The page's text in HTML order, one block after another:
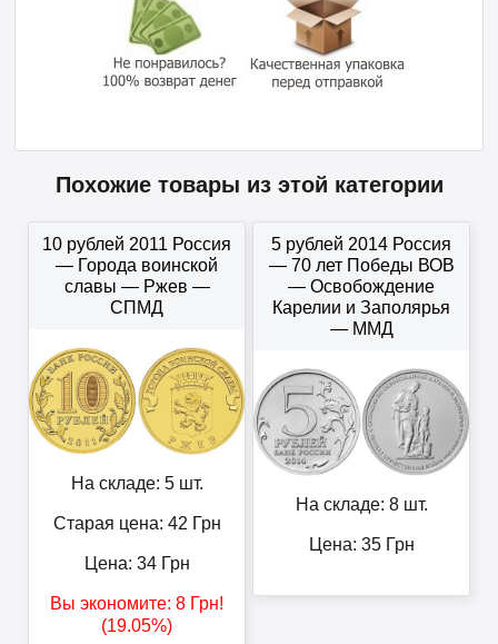
Похожие товары из этой категории
10 рублей 2011 Россия
— Города воинской
славы — Ржев —
СПМД
На складе: 5 шт.
Старая цена: 42 Грн
Цена: 34Грн
Вы экономите: 8 Грн!
(19.05%)
5 рублей 2014 Россия
— 70 лет Победы ВОВ
— Освобождение
Карелии и Заполярья
— ММД
На складе: 8 шт.
Цена: 35Грн